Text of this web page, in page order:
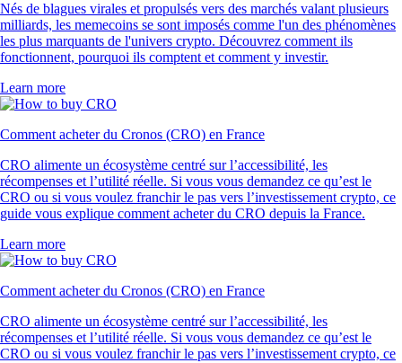
Nés de blagues virales et propulsés vers des marchés valant plusieurs
milliards, les memecoins se sont imposés comme l'un des phénomènes
les plus marquants de l'univers crypto. Découvrez comment ils
fonctionnent, pourquoi ils comptent et comment y investir.
Learn more
Comment acheter du Cronos (CRO) en France
CRO alimente un écosystème centré sur l’accessibilité, les
récompenses et l’utilité réelle. Si vous vous demandez ce qu’est le
CRO ou si vous voulez franchir le pas vers l’investissement crypto, ce
guide vous explique comment acheter du CRO depuis la France.
Learn more
Comment acheter du Cronos (CRO) en France
CRO alimente un écosystème centré sur l’accessibilité, les
récompenses et l’utilité réelle. Si vous vous demandez ce qu’est le
CRO ou si vous voulez franchir le pas vers l’investissement crypto, ce